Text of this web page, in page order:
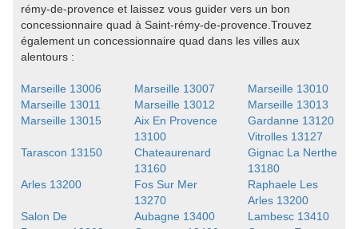
rémy-de-provence et laissez vous guider vers un bon
concessionnaire quad à Saint-rémy-de-provence.Trouvez
également un concessionnaire quad dans les villes aux
alentours :
Marseille 13006 Marseille 13007
Marseille 13010
Marseille 13011
Marseille 13012
Marseille 13013
Marseille 13015
Aix En Provence
13100
Gardanne 13120
Vitrolles 13127
Tarascon 13150
Chateaurenard
13160
Gignac La Nerthe
13180
Arles 13200
Fos Sur Mer
13270
Raphaele Les
Arles 13200
Salon De
Aubagne 13400
Lambesc 13410